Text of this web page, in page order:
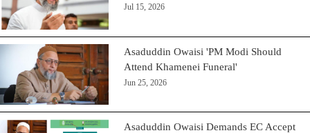
Jul 15, 2026
Asaduddin Owaisi 'PM Modi Should
Attend Khamenei Funeral'
Jun 25, 2026
Asaduddin Owaisi Demands EC Accept